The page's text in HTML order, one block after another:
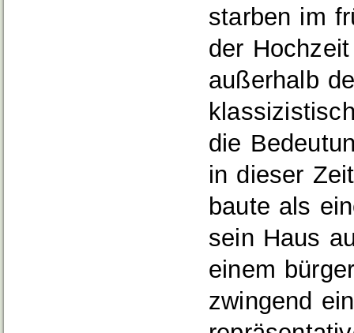
starben im
der
außerhalb
die
in dieser
baute als
sein Haus
einem
zwingend